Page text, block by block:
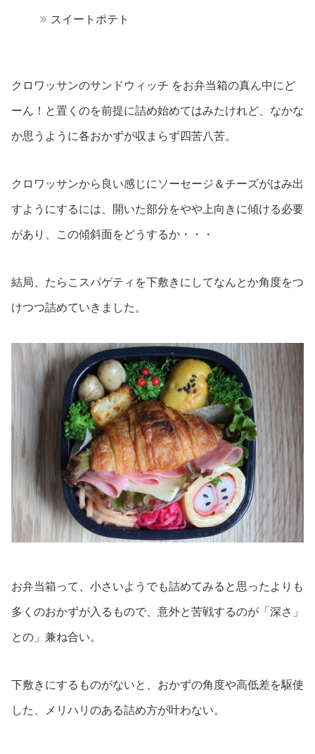
スイートポテト
クロワッサンのサンドウィッチ をお弁当箱の真ん中にど
ーん！と置くのを前提に詰め始めてはみたけれど、なかな
か思うように各おかずが収まらず四苦八苦。
クロワッサンから良い感じにソーセージ＆チーズがはみ出
すようにするには、開いた部分をやや上向きに傾ける必要
があり、この傾斜面をどうするか・・・
結局、たらこスパゲティを下敷きにしてなんとか角度をつ
けつつ詰めていきました。
お弁当箱って、小さいようでも詰めてみると思ったよりも
多くのおかずが入るもので、意外と苦戦するのが「深さ」
との」兼ね合い。
下敷きにするものがないと、おかずの角度や高低差を駆使
した、メリハリのある詰め方が叶わない。